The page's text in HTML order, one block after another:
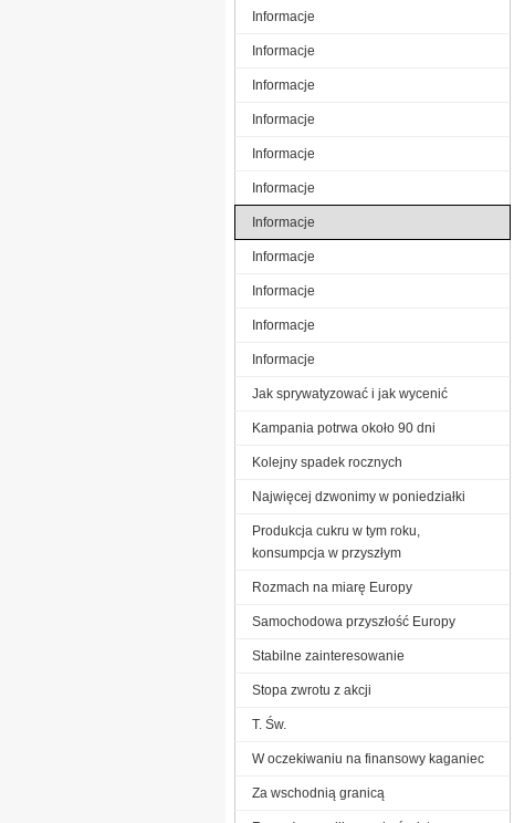
Informacje
Informacje
Informacje
Informacje
Informacje
Informacje
Informacje
Informacje
Informacje
Informacje
Informacje
Jak sprywatyzować i jak wycenić
Kampania potrwa około 90 dni
Kolejny spadek rocznych
Najwięcej dzwonimy w poniedziałki
Produkcja cukru w tym roku,
konsumpcja w przyszłym
Rozmach na miarę Europy
Samochodowa przyszłość Europy
Stabilne zainteresowanie
Stopa zwrotu z akcji
T. Św.
W oczekiwaniu na finansowy kaganiec
Za wschodnią granicą